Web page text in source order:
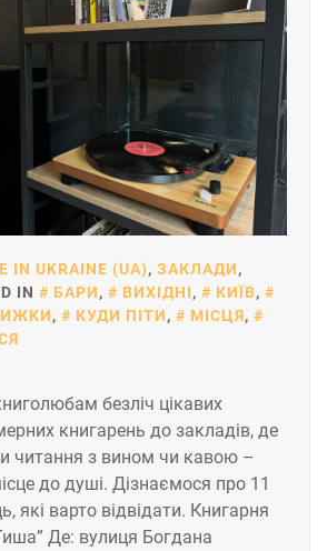
IN UKRAINE (UA), ЗАКЛАДИ,
IN БАРИ, ВИХІДНІ, КИЇВ,
, КУДИ ПІТИ, МІСЦЯ,
безліч цікавих
книгарень до закладів, де
читання з вином чи кавою –
до душі. Дізнаємося про 11
які варто відвідати. Книгарня
Де: вулиця Богдана